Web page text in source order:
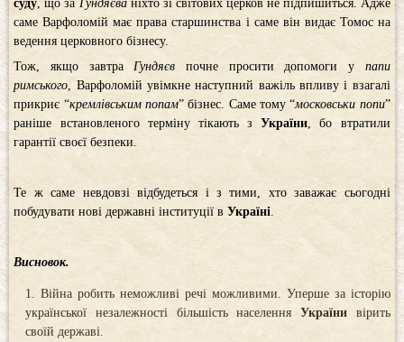
суду , що за Гундяєваніхто зі світових церков не підпишиться. Адже
саме Варфоломій має права старшинства і саме він видає Томос на
ведення церковного бізнесу.
Тож, якщо завтра Гундяєв почне просити допомоги у папи
римського , Варфоломій увімкне наступний важіль впливу і взагалі
прикриє “кремлівським попам” бізнес. Саме тому “московськи попи”
раніше встановленого терміну тікають зУкраїни , бо втратили
гарантії своєї безпеки.
Те ж саме невдовзі відбудеться і з тими, хто заважає сьогодні
побудувати нові державні інституції вУкраїні
Висновок.
Війна робить неможливі речі можливими. Уперше за історію
української незалежності більшість населення Українивірить
своїй державі.